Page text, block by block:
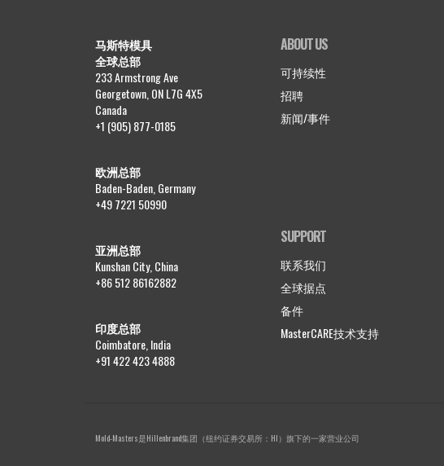
马斯特模具
全球总部
233 Armstrong Ave
Georgetown, ON L7G 4X5
Canada
+1 (905) 877-0185
欧洲总部
Baden-Baden, Germany
+49 7221 50990
亚洲总部
Kunshan City, China
+86 512 86162882
印度总部
Coimbatore, India
+91 422 423 4888
ABOUT US
可持续性
招聘
新闻/事件
SUPPORT
联系我们
全球据点
备件
MasterCARE技术支持
Mold-Masters是Hillenbrand集团（纽约证券交易所：HI）旗下的一家营业公司